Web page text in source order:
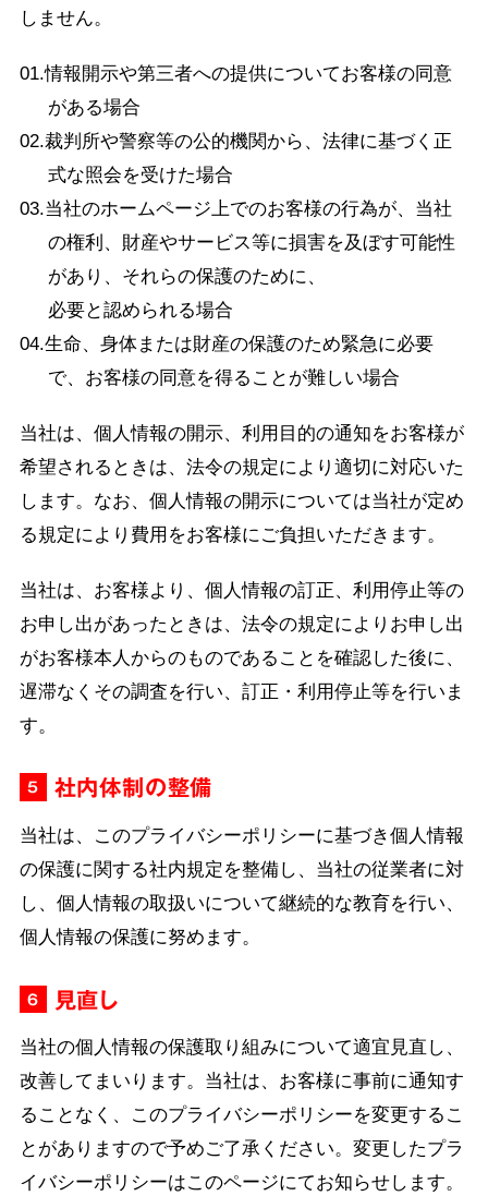
しません。
01.情報開示や第三者への提供についてお客様の同意
がある場合
02.裁判所や警察等の公的機関から、法律に基づく正
式な照会を受けた場合
03.当社のホームページ上でのお客様の行為が、当社
の権利、財産やサービス等に損害を及ぼす可能性
があり、それらの保護のために、
必要と認められる場合
04.生命、身体または財産の保護のため緊急に必要
で、お客様の同意を得ることが難しい場合
当社は、個人情報の開示、利用目的の通知をお客様が
希望されるときは、法令の規定により適切に対応いた
します。なお、個人情報の開示については当社が定め
る規定により費用をお客様にご負担いただきます。
当社は、お客様より、個人情報の訂正、利用停止等の
お申し出があったときは、法令の規定によりお申し出
がお客様本人からのものであることを確認した後に、
遅滞なくその調査を行い、訂正・利用停止等を行いま
す。
5 社内体制の整備
当社は、このプライバシーポリシーに基づき個人情報
の保護に関する社内規定を整備し、当社の従業者に対
し、個人情報の取扱いについて継続的な教育を行い、
個人情報の保護に努めます。
6 見直し
当社の個人情報の保護取り組みについて適宜見直し、
改善してまいります。当社は、お客様に事前に通知す
ることなく、このプライバシーポリシーを変更するこ
とがありますので予めご了承ください。変更したプラ
イバシーポリシーはこのページにてお知らせします。